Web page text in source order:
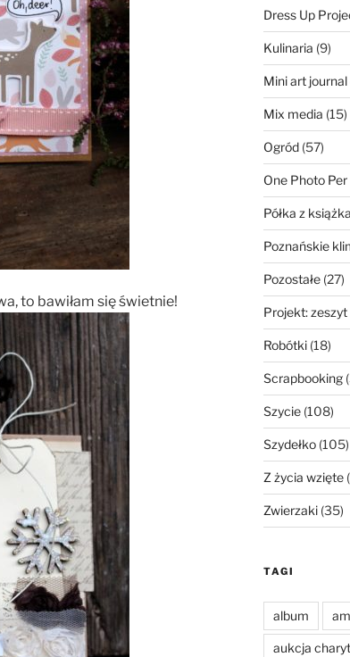
to bawiłam się świetnie!
Dress Up
Kulinaria (9)
Mini art
Mix media (15)
Ogród(57)
One Photo Per
Półka z
Poznańskie
Pozostałe(27)
Projekt: zeszyt
Robótki(18)
Scrapbooking
Szycie(108)
Szydełko(105)
Z życia wzięte
Zwierzaki(35)
TAGI
album
aukcja